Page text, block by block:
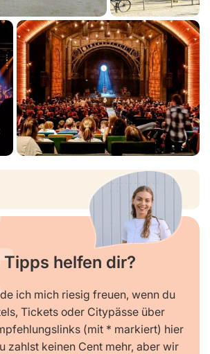
Tipps helfen dir?
ich mich riesig freuen, wenn du
Tickets oder Citypässe über
(mit * markiert) hier
zahlst keinen Cent mehr, aber wir